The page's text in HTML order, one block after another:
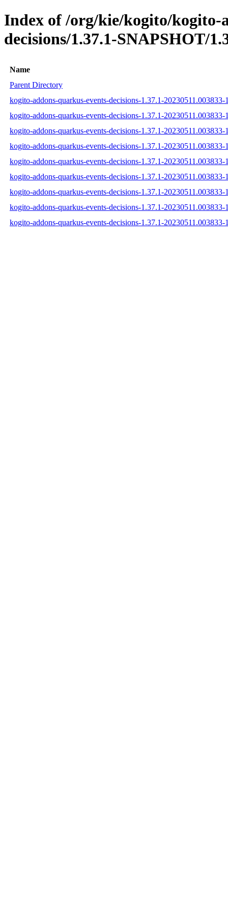
Index of /org/kie/kogito/kogito-
decisions/1.37.1-SNAPSHOT/
Name
Parent Directory
kogito-addons-quarkus-events-decisions-1.37.1-20230511.003833-
kogito-addons-quarkus-events-decisions-1.37.1-20230511.003833-
kogito-addons-quarkus-events-decisions-1.37.1-20230511.003833-
kogito-addons-quarkus-events-decisions-1.37.1-20230511.003833-
kogito-addons-quarkus-events-decisions-1.37.1-20230511.003833-
kogito-addons-quarkus-events-decisions-1.37.1-20230511.003833-
kogito-addons-quarkus-events-decisions-1.37.1-20230511.003833-
kogito-addons-quarkus-events-decisions-1.37.1-20230511.003833-
kogito-addons-quarkus-events-decisions-1.37.1-20230511.003833-